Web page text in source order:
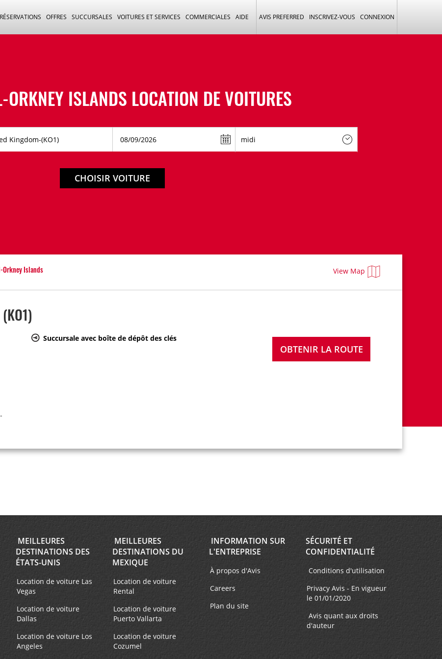
RÉSERVATIONS OFFRES SUCCURSALES VOITURES ET SERVICES COMMERCIALES AIDE AVIS PREFERRED INSCRIVEZ-VOUS CONNEXION
ISLANDS LOCATION DE VOITURES
CHOISIR VOITURE
Islands View Map
(KO1)
Succursale avec boîte de dépôt des clés
OBTENIR LA ROUTE
MEILLEURES
DESTINATIONS DES
ÉTATS-UNIS
Location de voiture Las
Vegas
Location de voiture
Dallas
Location de voiture Los
Angeles
MEILLEURES
DESTINATIONS DU
MEXIQUE
Location de voiture
Rental
Location de voiture
Puerto Vallarta
Location de voiture
Cozumel
INFORMATION SUR
L'ENTREPRISE
À propos d'Avis
Careers
Plan du site
SÉCURITÉ ET
CONFIDENTIALITÉ
Conditions d'utilisation
Privacy Avis - En vigueur
le 01/01/2020
Avis quant aux droits
d'auteur